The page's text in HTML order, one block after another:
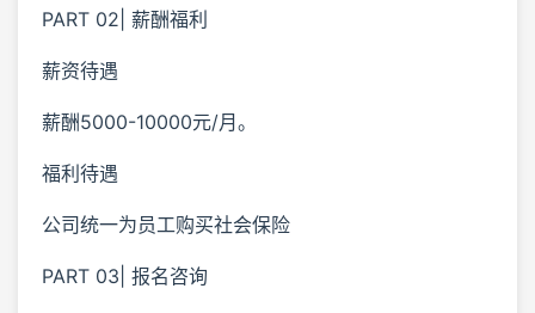
PART 02| 薪酬福利
薪资待遇
薪酬5000-10000元/月。
福利待遇
公司统一为员工购买社会保险
PART 03| 报名咨询